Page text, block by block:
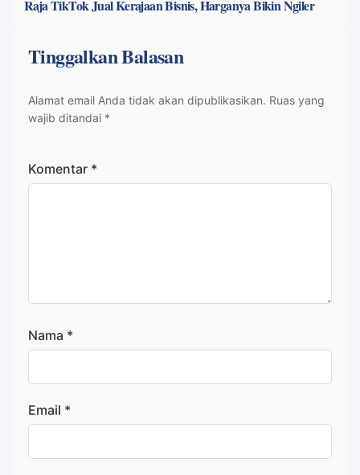
Raja TikTok Jual Kerajaan Bisnis, Harganya Bikin Ngiler
Tinggalkan Balasan
Alamat email Anda tidak akan dipublikasikan. Ruas yang
wajib ditandai *
Komentar *
Nama *
Email *